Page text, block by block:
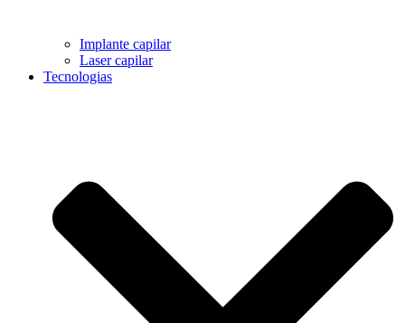
Implante capilar
Laser capilar
Tecnologias